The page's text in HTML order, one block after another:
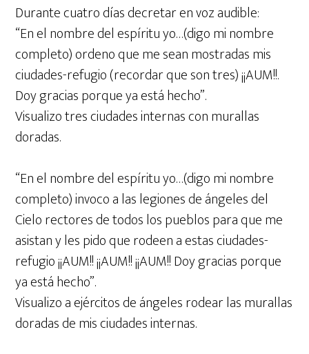
Durante cuatro días decretar en voz audible:
“En el nombre del espíritu yo…(digo mi nombre
completo) ordeno que me sean mostradas mis
ciudades-refugio (recordar que son tres) ¡¡AUM!!.
Doy gracias porque ya está hecho”.
Visualizo tres ciudades internas con murallas
doradas.
“En el nombre del espíritu yo…(digo mi nombre
completo) invoco a las legiones de ángeles del
Cielo rectores de todos los pueblos para que me
asistan y les pido que rodeen a estas ciudades-
refugio ¡¡AUM!! ¡¡AUM!! ¡¡AUM!! Doy gracias porque
ya está hecho”.
Visualizo a ejércitos de ángeles rodear las murallas
doradas de mis ciudades internas.